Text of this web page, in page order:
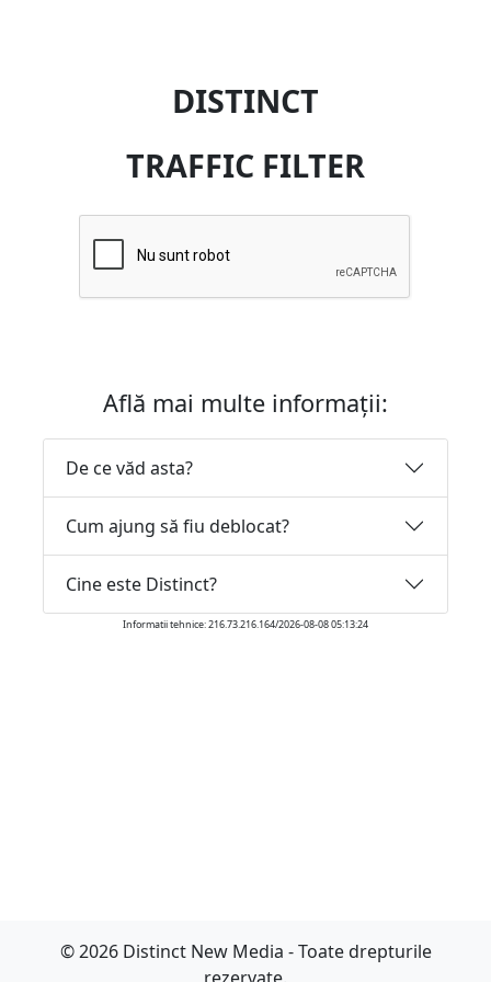
DISTINCT
TRAFFIC FILTER
Află mai multe informații:
De ce văd asta?
Cum ajung să fiu deblocat?
Cine este Distinct?
Informatii tehnice: 216.73.216.164/2026-08-08 05:13:24
© 2026 Distinct New Media - Toate drepturile